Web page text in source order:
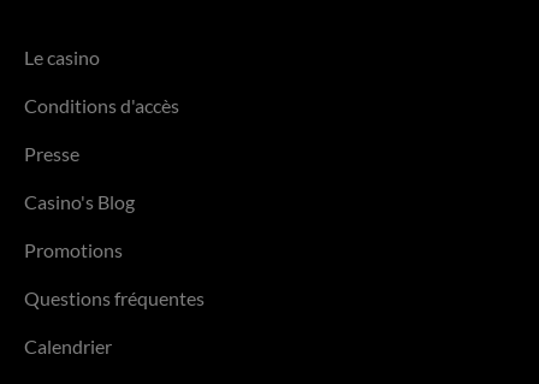
Le casino
Conditions d'accès
Presse
Casino's Blog
Promotions
Questions fréquentes
Calendrier